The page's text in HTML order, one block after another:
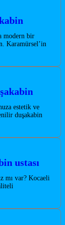
modern bir
Karamürsel’in
estetik ve
duşakabin
ustası
mı var? Kocaeli